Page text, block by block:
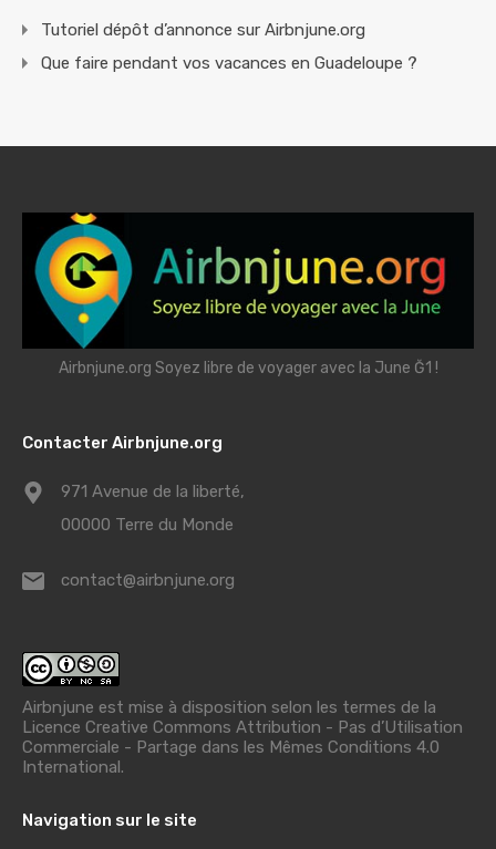
Tutoriel dépôt d’annonce sur Airbnjune.org
Que faire pendant vos vacances en Guadeloupe ?
Airbnjune.org Soyez libre de voyager avec la June Ğ1 !
Contacter Airbnjune.org
971 Avenue de la liberté,
00000 Terre du Monde
contact@airbnjune.org
Airbnjune est mise à disposition selon les termes de la
Licence Creative Commons Attribution - Pas d’Utilisation
Commerciale - Partage dans les Mêmes Conditions 4.0
International.
Navigation sur le site